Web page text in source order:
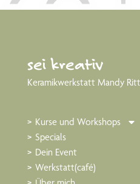
sei kreativ
Keramikwerkstatt Mandy
Kurse und Workshops
Specials
Dein Event
Werkstatt(café)